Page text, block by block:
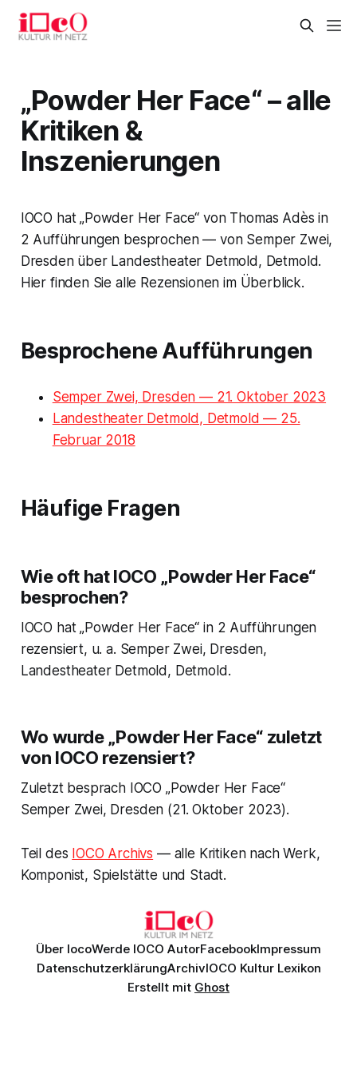
„Powder Her Face“ – alle
Kritiken &
Inszenierungen
IOCO hat „Powder Her Face“ von Thomas Adès in
2 Aufführungen besprochen — von Semper Zwei,
Dresden über Landestheater Detmold, Detmold.
Hier finden Sie alle Rezensionen im Überblick.
Besprochene Aufführungen
Semper Zwei, Dresden — 21. Oktober 2023
Landestheater Detmold, Detmold — 25.
Februar 2018
Häufige Fragen
Wie oft hat IOCO „Powder Her Face“
besprochen?
IOCO hat „Powder Her Face“ in 2 Aufführungen
rezensiert, u. a. Semper Zwei, Dresden,
Landestheater Detmold, Detmold.
Wo wurde „Powder Her Face“ zuletzt
von IOCO rezensiert?
Zuletzt besprach IOCO „Powder Her Face“
Semper Zwei, Dresden (21. Oktober 2023).
Teil des IOCO Archivs — alle Kritiken nach Werk,
Komponist, Spielstätte und Stadt.
Über IocoWerde IOCO AutorFacebookImpressum
DatenschutzerklärungArchivIOCO Kultur Lexikon
Erstellt mit Ghost